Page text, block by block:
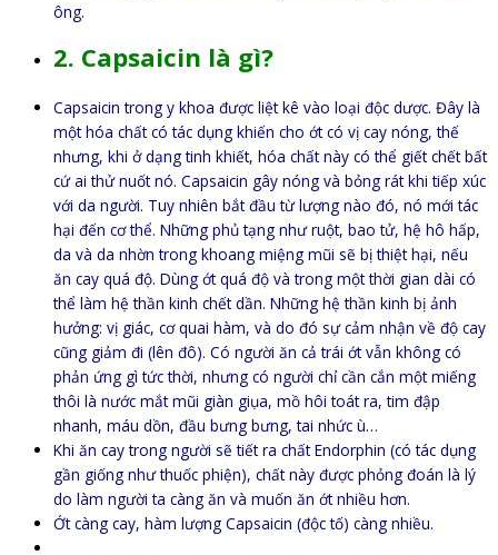
ông.
2. Capsaicin là gì?
Capsaicin trong y khoa được liệt kê vào loại độc dược. Đây là
một hóa chất có tác dụng khiến cho ớt có vị cay nóng, thế
nhưng, khi ở dạng tinh khiết, hóa chất này có thể giết chết bất
cứ ai thử nuốt nó. Capsaicin gây nóng và bỏng rát khi tiếp xúc
với da người. Tuy nhiên bắt đầu từ lượng nào đó, nó mới tác
hại đến cơ thể. Những phủ tạng như ruột, bao tử, hệ hô hấp,
da và da nhờn trong khoang miệng mũi sẽ bị thiệt hại, nếu
ăn cay quá độ. Dùng ớt quá độ và trong một thời gian dài có
thể làm hệ thần kinh chết dần. Những hệ thần kinh bị ảnh
hưởng: vị giác, cơ quai hàm, và do đó sự cảm nhận về độ cay
cũng giảm đi (lên đô). Có người ăn cả trái ớt vẫn không có
phản ứng gì tức thời, nhưng có người chỉ cần cắn một miếng
thôi là nước mắt mũi giàn giụa, mồ hôi toát ra, tim đập
nhanh, máu dồn, đầu bưng bưng, tai nhức ù…
Khi ăn cay trong người sẽ tiết ra chất Endorphin (có tác dụng
gần giống như thuốc phiện), chất này được phỏng đoán là lý
do làm người ta càng ăn và muốn ăn ớt nhiều hơn.
Ớt càng cay, hàm lượng Capsaicin (độc tố) càng nhiều.